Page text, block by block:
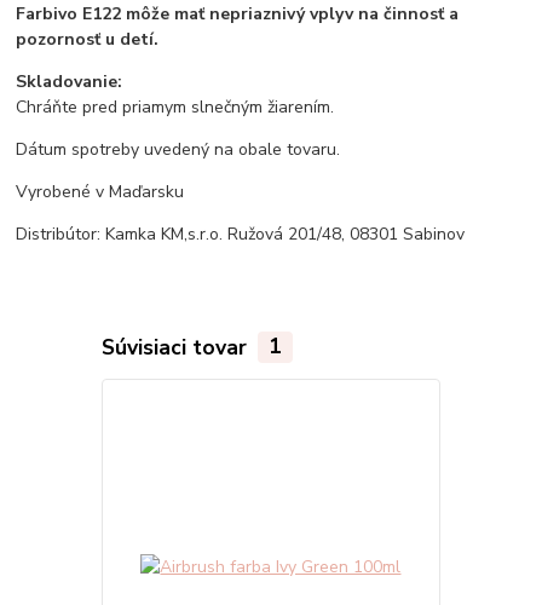
Farbivo E122 môže mať nepriaznivý vplyv na činnosť a
pozornosť u detí.
Skladovanie:
Chráňte pred priamym slnečným žiarením.
Dátum spotreby uvedený na obale tovaru.
Vyrobené v Maďarsku
Distribútor: Kamka KM,s.r.o. Ružová 201/48, 08301 Sabinov
Súvisiaci tovar 1